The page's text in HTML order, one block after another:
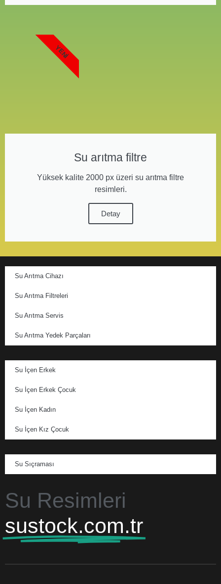
Su arıtma filtre
Yüksek kalite 2000 px üzeri su arıtma filtre
resimleri.
Detay
YENI
Su Arıtma Cihazı
Su Arıtma Filtreleri
Su Arıtma Servis
Su Arıtma Yedek Parçaları
Su İçen Erkek
Su İçen Erkek Çocuk
Su İçen Kadın
Su İçen Kız Çocuk
Su Sıçraması
Su Resimleri
sustock.com.tr